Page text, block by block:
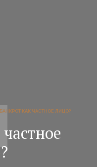
БАНКРОТ КАК ЧАСТНОЕ ЛИЦО?